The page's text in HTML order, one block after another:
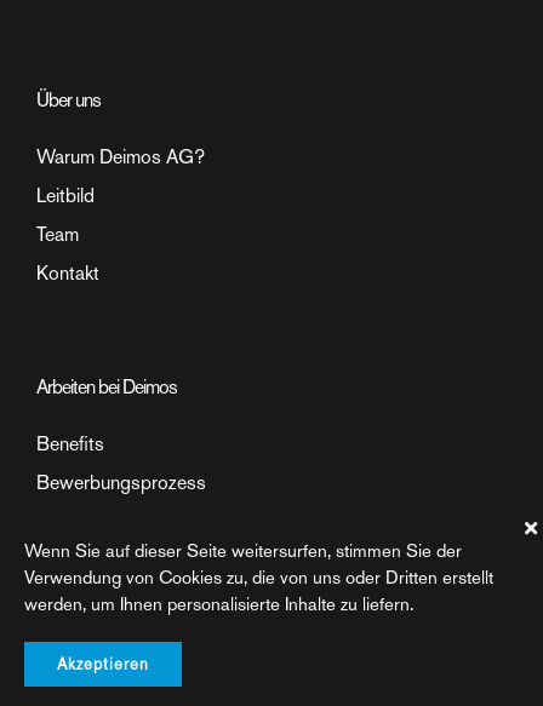
Über uns
Warum Deimos AG?
Leitbild
Team
Kontakt
Arbeiten bei Deimos
Benefits
Bewerbungsprozess
Einblick in den Arbeitsalltag
©2026 Deimos AG. All rights reserved
Wenn Sie auf dieser Seite weitersurfen, stimmen Sie der
Verwendung von Cookies zu, die von uns oder Dritten erstellt
werden, um Ihnen personalisierte Inhalte zu liefern.
Akzeptieren